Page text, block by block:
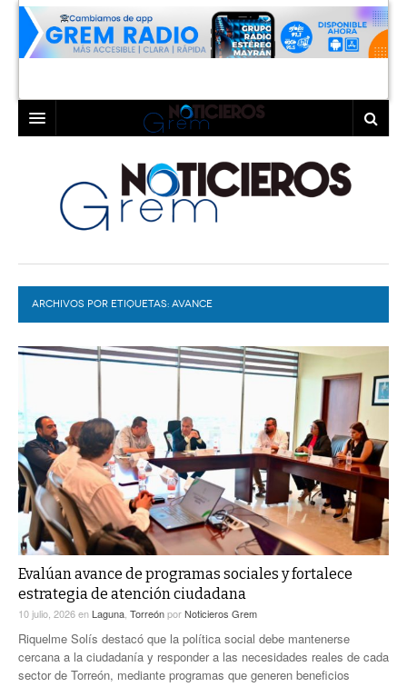
LAGUNA
TORREÓN
GÓMEZ PALACIO
LERDO
COAHUILA
DURANGO
DEPORTES
EL EXACTO
EXA INFORMA
GLOBO
CONTEXTOS
TRAYECTO LAGUNA
A MEDIA MAÑANA
A TODA LEY
DIÁLOGOS CON LA HISTORIA
TWEETS AND BEATS
LA MEJOR 97.1 ESTÉREO GALLITO
ACTUALIDADES GREM
PULSO
LA MEJOR INFORMACIÓN
COLABORADORES
ACTUALIDADES GREM
ARCHIVOS POR ETIQUETAS: AVANCE
Evalúan avance de programas sociales y fortalece
estrategia de atención ciudadana
10 julio, 2026en Laguna TorreónporNoticieros Grem
Riquelme Solís destacó que la política social debe mantenerse
cercana a la ciudadanía y responder a las necesidades reales de cada
sector de Torreón, mediante programas que generen beneficios